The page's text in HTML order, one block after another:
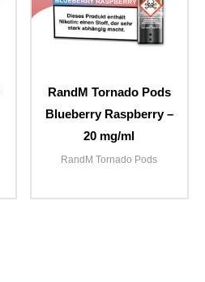
RandM Tornado Pods
Blueberry Raspberry –
20 mg/ml
RandM Tornado Pods